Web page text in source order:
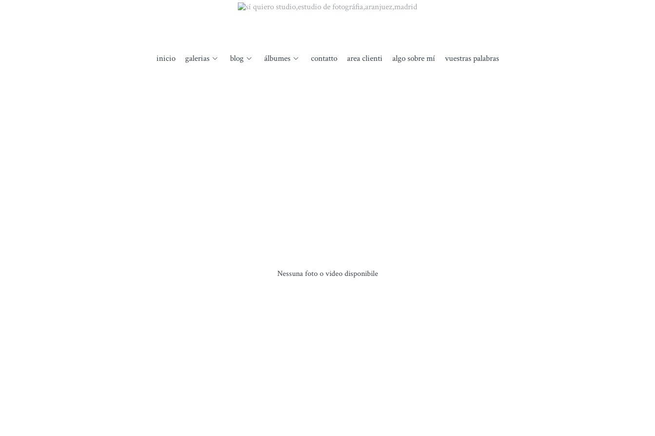
inicio galerias blog álbumes contatto area clienti algo sobre mí vuestras palabras
Nessuna foto o video disponibile